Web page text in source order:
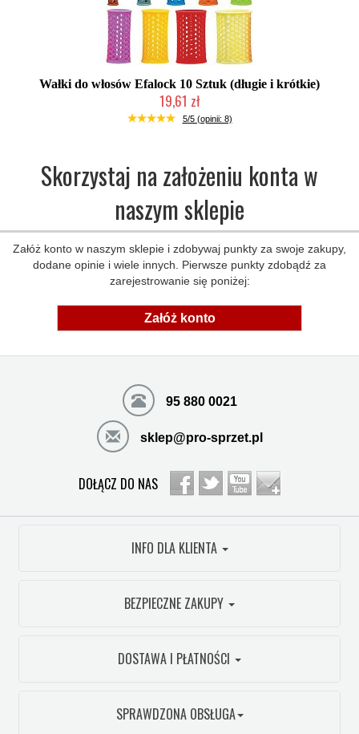
Wałki do włosów Efalock 10 Sztuk (długie i krótkie)
19,61 zł
Duża ilość (wysyłka w 24h)
5/5 (opinii: 8)
Skorzystaj na założeniu konta w
naszym sklepie
Załóż konto w naszym sklepie i zdobywaj punkty za swoje zakupy,
dodane opinie i wiele innych. Pierwsze punkty zdobądź za
zarejestrowanie się poniżej:
Załóż konto
95 880 0021
sklep@pro-sprzet.pl
DOŁĄCZ DO NAS
INFO DLA KLIENTA
BEZPIECZNE ZAKUPY
DOSTAWA I PŁATNOŚCI
SPRAWDZONA OBSŁUGA